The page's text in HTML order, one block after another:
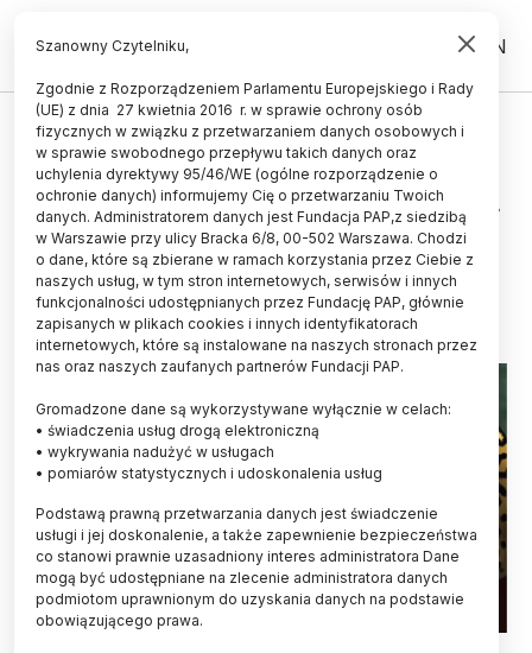
PL EN
ŻYCIE
Szczątki lamparta z Jaskini
Radochowskiej mają ponad 40 tys.
lat
25.06.2022
aktualizacja: 26.06.2022
5 minut czytania
Szanowny Czytelniku,
Zgodnie z Rozporządzeniem Parlamentu Europejskiego i Rady
(UE) z dnia 27 kwietnia 2016 r. w sprawie ochrony osób
fizycznych w związku z przetwarzaniem danych osobowych i
w sprawie swobodnego przepływu takich danych oraz
uchylenia dyrektywy 95/46/WE (ogólne rozporządzenie o
ochronie danych) informujemy Cię o przetwarzaniu Twoich
danych. Administratorem danych jest Fundacja PAP,z siedzibą
w Warszawie przy ulicy Bracka 6/8, 00-502 Warszawa. Chodzi
o dane, które są zbierane w ramach korzystania przez Ciebie z
naszych usług, w tym stron internetowych, serwisów i innych
funkcjonalności udostępnianych przez Fundację PAP, głównie
zapisanych w plikach cookies i innych identyfikatorach
internetowych, które są instalowane na naszych stronach przez
nas oraz naszych zaufanych partnerów Fundacji PAP.
Gromadzone dane są wykorzystywane wyłącznie w celach:
• świadczenia usług drogą elektroniczną
• wykrywania nadużyć w usługach
• pomiarów statystycznych i udoskonalenia usług
Podstawą prawną przetwarzania danych jest świadczenie
usługi i jej doskonalenie, a także zapewnienie bezpieczeństwa
co stanowi prawnie uzasadniony interes administratora Dane
mogą być udostępniane na zlecenie administratora danych
podmiotom uprawnionym do uzyskania danych na podstawie
obowiązującego prawa.